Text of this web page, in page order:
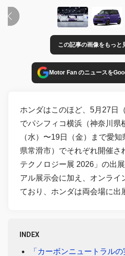
この記事の画像をもっと
Motor Fan のニュースを
ホンダはこのほど、5月27日
でパシフィコ横浜（神奈川県
（水）〜19日（金）まで愛
県常滑市）でそれぞれ開催さ
テクノロジー展 2026」の出
アル展示会に加え、オンライ
ており、ホンダは両会場に出
INDEX
「カーボンニュートラル